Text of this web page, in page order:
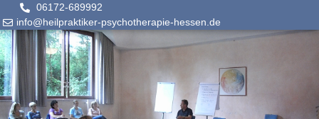
06172-689992
info@heilpraktiker-psychotherapie-hessen.de